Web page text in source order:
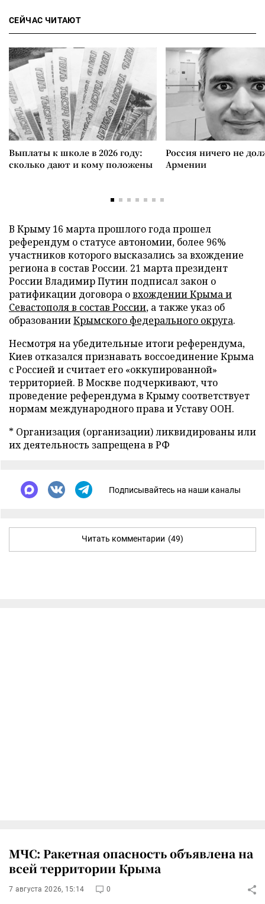
СЕЙЧАС ЧИТАЮТ
Выплаты к школе в 2026 году:
сколько дают и кому положены
Россия ничего не
Армении
В Крыму 16 марта прошлого года прошел
референдум о статусе автономии, более 96%
участников которого высказались за вхождение
региона в состав России. 21 марта президент
России Владимир Путин подписал закон о
ратификации договора овхождении Крыма и
Севастополя в состав России, а также указ об
образованииКрымского федерального округа.
Несмотря на убедительные итоги референдума,
Киев отказался признавать воссоединение Крыма
с Россией и считает его «оккупированной»
территорией. В Москве подчеркивают, что
проведение референдума в Крыму соответствует
нормам международного права и Уставу ООН.
* Организация (организации) ликвидированы или
их деятельность запрещена в РФ
Подписывайтесь на наши каналы
Читать комментарии (49)
МЧС: Ракетная опасность объявлена на
всей территории Крыма
7 августа 2026, 15:14 0